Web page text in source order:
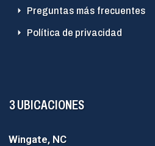
Preguntas más frecuentes
Política de privacidad
3 UBICACIONES
Wingate, NC